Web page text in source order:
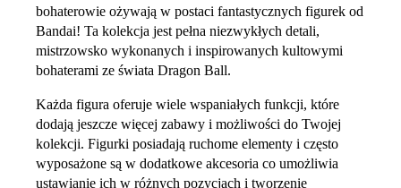
bohaterowie ożywają w postaci fantastycznych figurek od
Bandai! Ta kolekcja jest pełna niezwykłych detali,
mistrzowsko wykonanych i inspirowanych kultowymi
bohaterami ze świata Dragon Ball.
Każda figura oferuje wiele wspaniałych funkcji, które
dodają jeszcze więcej zabawy i możliwości do Twojej
kolekcji. Figurki posiadają ruchome elementy i często
wyposażone są w dodatkowe akcesoria co umożliwia
ustawianie ich w różnych pozycjach i tworzenie